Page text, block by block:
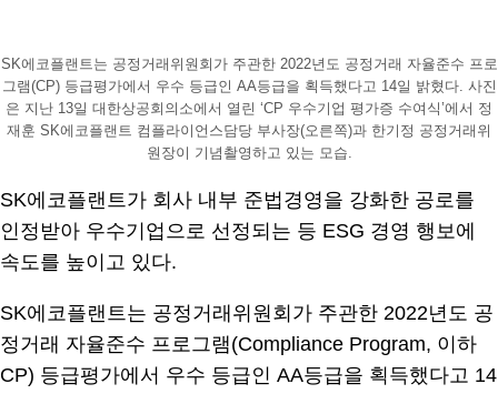
SK에코플랜트는 공정거래위원회가 주관한 2022년도 공정거래 자율준수 프로
그램(CP) 등급평가에서 우수 등급인 AA등급을 획득했다고 14일 밝혔다. 사진
은 지난 13일 대한상공회의소에서 열린 ‘CP 우수기업 평가증 수여식’에서 정
재훈 SK에코플랜트 컴플라이언스담당 부사장(오른쪽)과 한기정 공정거래위
원장이 기념촬영하고 있는 모습.
SK에코플랜트가 회사 내부 준법경영을 강화한 공로를
인정받아 우수기업으로 선정되는 등 ESG 경영 행보에
속도를 높이고 있다.
SK에코플랜트는 공정거래위원회가 주관한 2022년도 공
정거래 자율준수 프로그램(Compliance Program, 이하
CP) 등급평가에서 우수 등급인 AA등급을 획득했다고 14